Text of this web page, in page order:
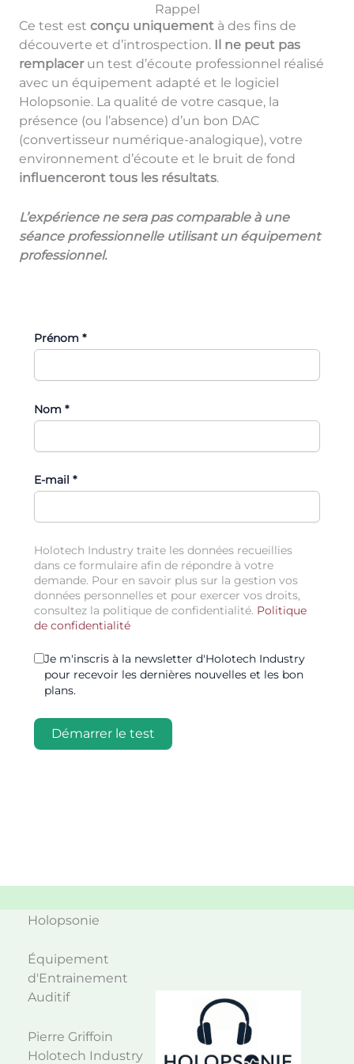
Rappel
Ce test est conçu uniquement à des fins de
découverte et d’introspection. Il ne peut pas
remplacerun test d’écoute professionnel réalisé
avec un équipement adapté et le logiciel
Holopsonie. La qualité de votre casque, la
présence (ou l’absence) d’un bon DAC
(convertisseur numérique-analogique), votre
environnement d’écoute et le bruit de fond
influenceront tous les résultats.
L’expérience ne sera pas comparable à une
séance professionnelle utilisant un équipement
professionnel.
Prénom *
Nom *
E-mail *
Holotech Industry traite les données recueillies
dans ce formulaire afin de répondre à votre
demande. Pour en savoir plus sur la gestion vos
données personnelles et pour exercer vos droits,
consultez la politique de confidentialité. Politique
de confidentialité
Je m'inscris à la newsletter d'Holotech Industry
pour recevoir les dernières nouvelles et les bon
plans.
Démarrer le test
Holopsonie
Équipement
d'Entrainement
Auditif
Pierre Griffoin
Holotech Industry